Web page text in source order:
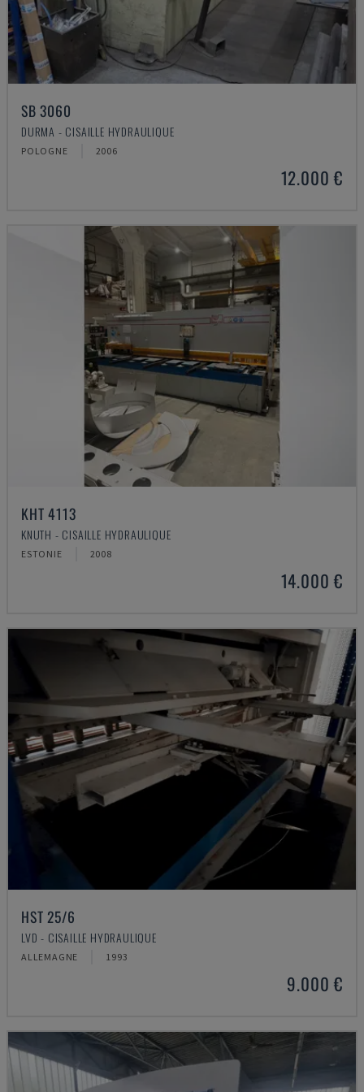
SB 3060
DURMA - CISAILLE HYDRAULIQUE
POLOGNE 2006
12.000 €
KHT 4113
KNUTH - CISAILLE HYDRAULIQUE
ESTONIE 2008
14.000 €
HST 25/6
LVD - CISAILLE HYDRAULIQUE
ALLEMAGNE 1993
9.000 €